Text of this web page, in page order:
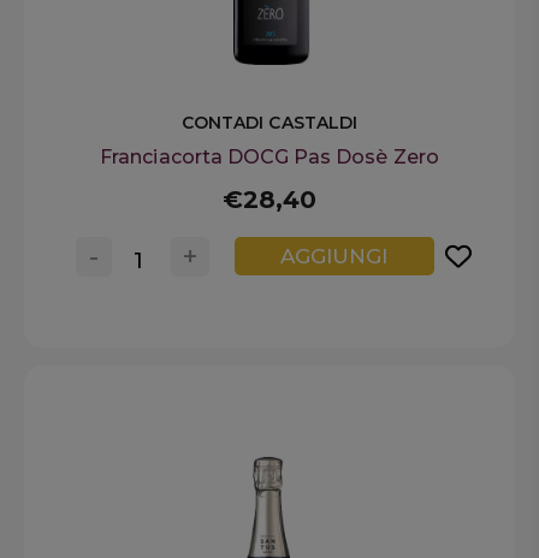
CONTADI CASTALDI
Franciacorta DOCG Pas Dosè Zero
€28,40
+
- AGGIUNGI